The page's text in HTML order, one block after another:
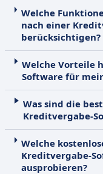
Welche
nach einer
berücksichtigen?
Welche Vorteile
Software für
Was sind die
Kreditvergabe-
Welche
Kreditvergabe-
ausprobieren?